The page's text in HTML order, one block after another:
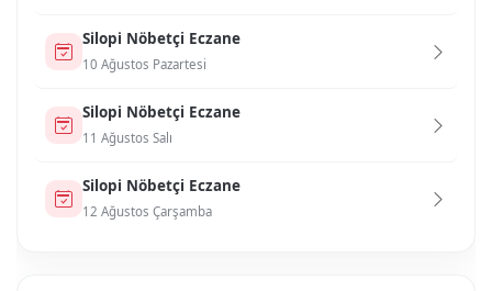
Si̇lopi̇ Nöbetçi Eczane
10 Ağustos Pazartesi
Si̇lopi̇ Nöbetçi Eczane
11 Ağustos Salı
Si̇lopi̇ Nöbetçi Eczane
12 Ağustos Çarşamba